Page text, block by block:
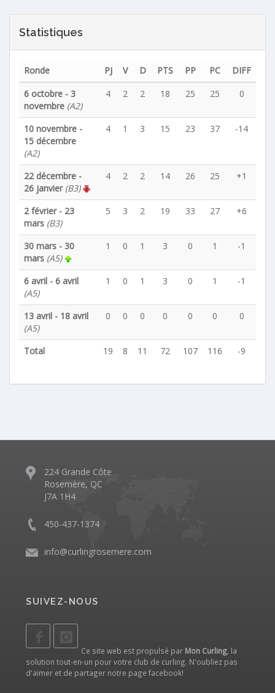
Statistiques
Ronde PJ V D PTS PP PC
DIFF
6 octobre - 3
novembre (A2)
4 2 2 18 25 25 0
10 novembre -
15 décembre
(A2)
4 1 3 15 23 37 -14
22 décembre -
26 janvier (B3)
4 2 2 14 26 25 +1
2 février - 23
mars (B3)
5 3 2 19 33 27 +6
30 mars - 30
mars (A5)
1 0 1 3 0 1 -1
6 avril - 6 avril
(A5)
1 0 1 3 0 1 -1
13 avril - 18 avril
(A5)
0 0 0 0 0 0 0
Total 19 8 11 72 107 116 -9
224 Grande Côte
Rosemère, QC
J7A 1H4
450-437-1374
info@curlingrosemere.com
SUIVEZ-NOUS
Ce site web est propulsé par Mon Curling , la
solution tout-en-un pour votre club de curling. N'oubliez pas
d'aimer et de partager notre page facebook!